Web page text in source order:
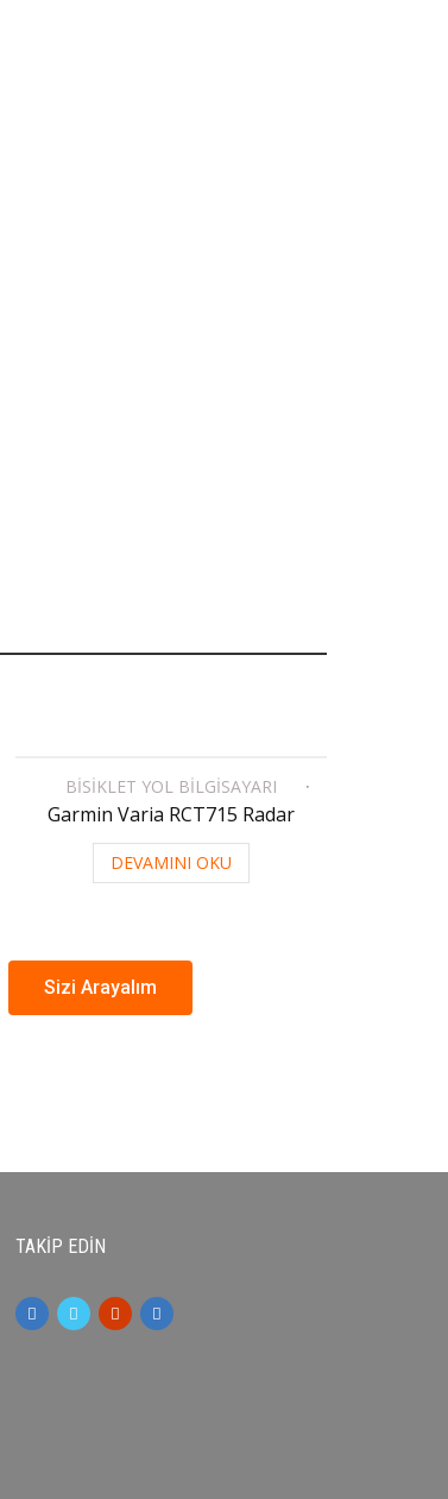
BISIKLET YOL BILGISAYARI
Garmin Varia RCT715 Radar
DEVAMINI OKU
Sizi Arayalım
TAKIP EDIN